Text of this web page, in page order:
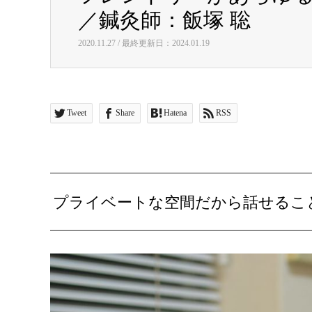
／鍼灸師：飯塚 聡
2020.11.27 / 最終更新日：2024.01.19
Tweet Share Hatena RSS
プライベートな空間だから話せるこ